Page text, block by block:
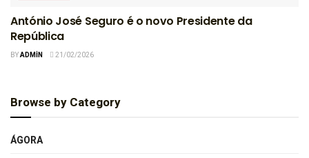
António José Seguro é o novo Presidente da
República
BYADMIN 21/02/2026
Browse by Category
ÁGORA